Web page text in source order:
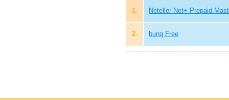
1. Neteller Net+ Prepaid
2. bunq Free